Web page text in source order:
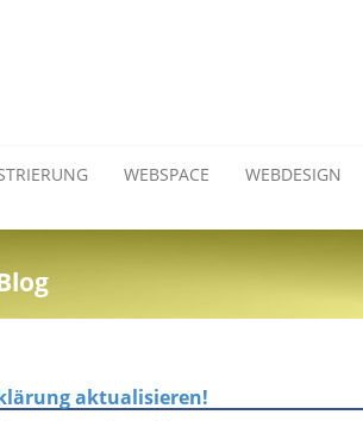
WEBSPACE WEBDESIGN
aktualisieren!